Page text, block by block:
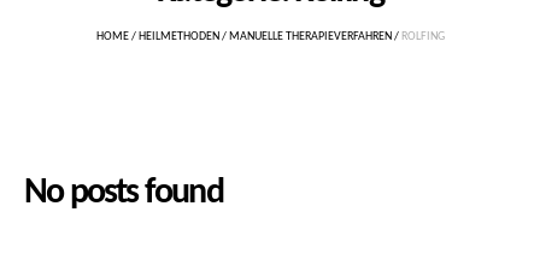
HOME / HEILMETHODEN / MANUELLE THERAPIEVERFAHREN / ROLFING
No posts found